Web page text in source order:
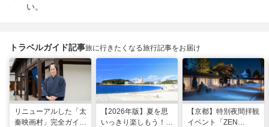
い。
トラベルガイド記事旅に行きたくなる旅行記事をお届け
リニューアルした「太
秦映画村」完全ガイ
【2026年版】夏を思
いっきり楽しもう！関
【京都】特別夜間拝観
イベント「ZEN